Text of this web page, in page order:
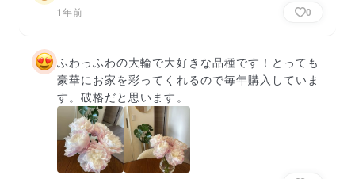
1年前 0
ふわっふわの大輪で大好きな品種です！とっても
豪華にお家を彩ってくれるので毎年購入していま
す。破格だと思います。